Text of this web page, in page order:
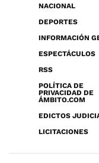
NACIONAL
DEPORTES
INFORMACIÓN
ESPECTÁCULOS
RSS
POLÍTICA DE
PRIVACIDAD DE
ÁMBITO.COM
EDICTOS
LICITACIONES